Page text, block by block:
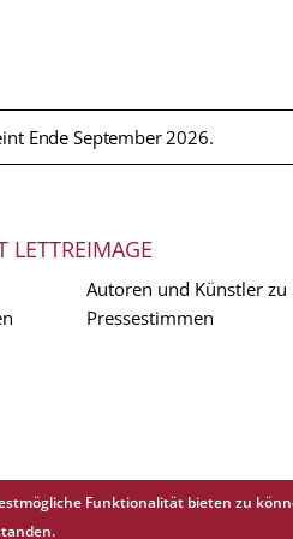
Ende September 2026.
LETTREIMAGE
Autoren und Künstler zu
Pressestimmen
Funktionalität bieten zu